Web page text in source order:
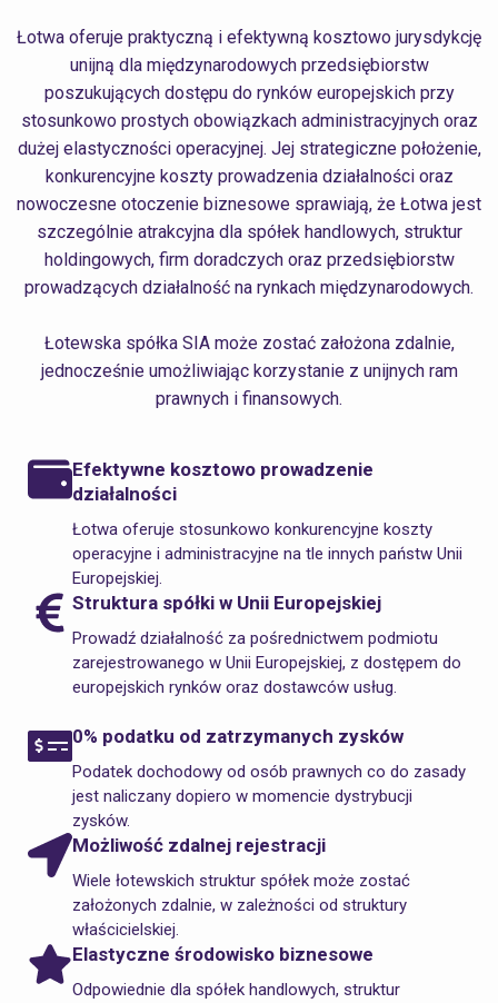
Łotwa oferuje praktyczną i efektywną kosztowo jurysdykcję
unijną dla międzynarodowych przedsiębiorstw
poszukujących dostępu do rynków europejskich przy
stosunkowo prostych obowiązkach administracyjnych oraz
dużej elastyczności operacyjnej. Jej strategiczne położenie,
konkurencyjne koszty prowadzenia działalności oraz
nowoczesne otoczenie biznesowe sprawiają, że Łotwa jest
szczególnie atrakcyjna dla spółek handlowych, struktur
holdingowych, firm doradczych oraz przedsiębiorstw
prowadzących działalność na rynkach międzynarodowych.
Łotewska spółka SIA może zostać założona zdalnie,
jednocześnie umożliwiając korzystanie z unijnych ram
prawnych i finansowych.
Efektywne kosztowo prowadzenie
działalności
Łotwa oferuje stosunkowo konkurencyjne koszty
operacyjne i administracyjne na tle innych państw Unii
Europejskiej.
Struktura spółki w Unii Europejskiej
Prowadź działalność za pośrednictwem podmiotu
zarejestrowanego w Unii Europejskiej, z dostępem do
europejskich rynków oraz dostawców usług.
0% podatku od zatrzymanych zysków
Podatek dochodowy od osób prawnych co do zasady
jest naliczany dopiero w momencie dystrybucji
zysków.
Możliwość zdalnej rejestracji
Wiele łotewskich struktur spółek może zostać
założonych zdalnie, w zależności od struktury
właścicielskiej.
Elastyczne środowisko biznesowe
Odpowiednie dla spółek handlowych, struktur